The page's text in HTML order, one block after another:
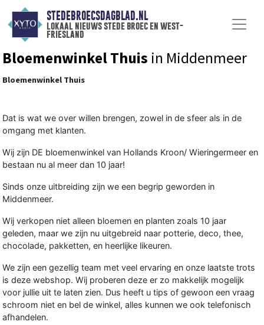
STEDEBROECSDAGBLAD.NL
lokaal nieuws stede broec en west-
friesland
Bloemenwinkel Thuis in Middenmeer
Bloemenwinkel Thuis
Dat is wat we over willen brengen, zowel in de sfeer als in de
omgang met klanten.
Wij zijn DE bloemenwinkel van Hollands Kroon/ Wieringermeer en
bestaan nu al meer dan 10 jaar!
Sinds onze uitbreiding zijn we een begrip geworden in
Middenmeer.
Wij verkopen niet alleen bloemen en planten zoals 10 jaar
geleden, maar we zijn nu uitgebreid naar potterie, deco, thee,
chocolade, pakketten, en heerlijke likeuren.
We zijn een gezellig team met veel ervaring en onze laatste trots
is deze webshop. Wij proberen deze er zo makkelijk mogelijk
voor jullie uit te laten zien. Dus heeft u tips of gewoon een vraag
schroom niet en bel de winkel, alles kunnen we ook telefonisch
afhandelen.